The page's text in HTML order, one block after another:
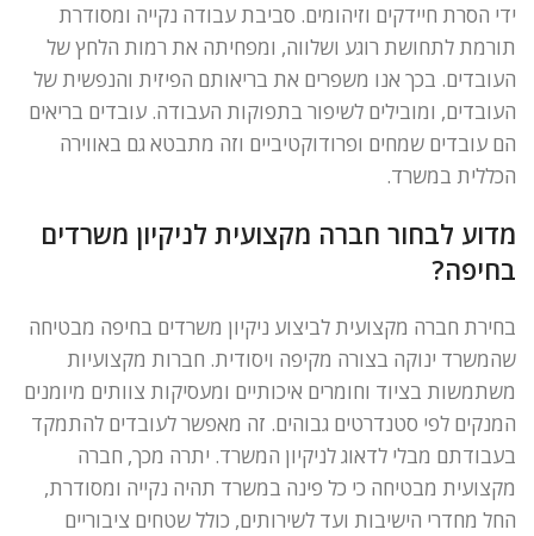
ידי הסרת חיידקים וזיהומים. סביבת עבודה נקייה ומסודרת
תורמת לתחושת רוגע ושלווה, ומפחיתה את רמות הלחץ של
העובדים. בכך אנו משפרים את בריאותם הפיזית והנפשית של
העובדים, ומובילים לשיפור בתפוקות העבודה. עובדים בריאים
הם עובדים שמחים ופרודוקטיביים וזה מתבטא גם באווירה
הכללית במשרד.
מדוע לבחור חברה מקצועית לניקיון משרדים
בחיפה?
בחירת חברה מקצועית לביצוע ניקיון משרדים בחיפה מבטיחה
שהמשרד ינוקה בצורה מקיפה ויסודית. חברות מקצועיות
משתמשות בציוד וחומרים איכותיים ומעסיקות צוותים מיומנים
המנקים לפי סטנדרטים גבוהים. זה מאפשר לעובדים להתמקד
בעבודתם מבלי לדאוג לניקיון המשרד. יתרה מכך, חברה
מקצועית מבטיחה כי כל פינה במשרד תהיה נקייה ומסודרת,
החל מחדרי הישיבות ועד לשירותים, כולל שטחים ציבוריים